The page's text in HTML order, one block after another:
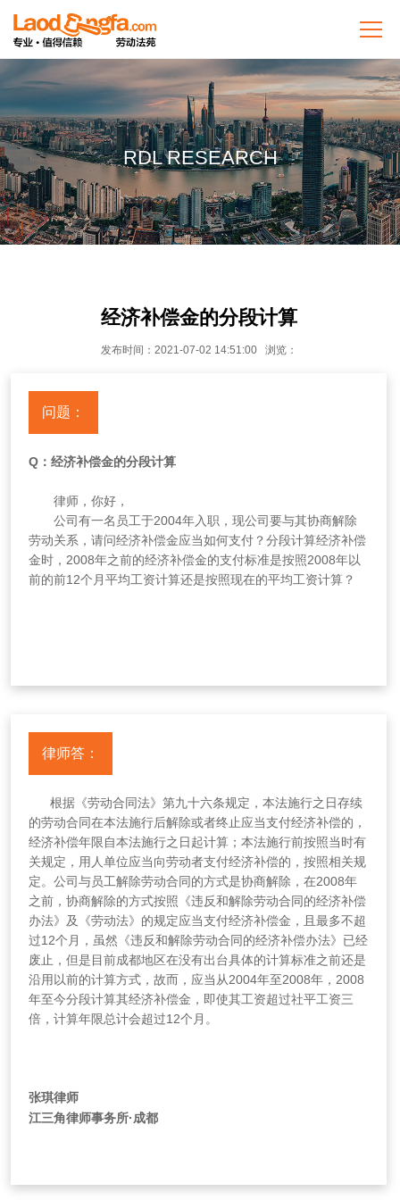
RDL RESEARCH
经济补偿金的分段计算
发布时间：2021-07-02 14:51:00 浏览：
问题：
Q：经济补偿金的分段计算
律师，你好，
公司有一名员工于2004年入职，现公司要与其协商解除
劳动关系，请问经济补偿金应当如何支付？分段计算经济补偿
金时，2008年之前的经济补偿金的支付标准是按照2008年以
前的前12个月平均工资计算还是按照现在的平均工资计算？
律师答：
根据《劳动合同法》第九十六条规定，本法施行之日存续
的劳动合同在本法施行后解除或者终止应当支付经济补偿的，
经济补偿年限自本法施行之日起计算；本法施行前按照当时有
关规定，用人单位应当向劳动者支付经济补偿的，按照相关规
定。公司与员工解除劳动合同的方式是协商解除，在2008年
之前，协商解除的方式按照《违反和解除劳动合同的经济补偿
办法》及《劳动法》的规定应当支付经济补偿金，且最多不超
过12个月，虽然《违反和解除劳动合同的经济补偿办法》已经
废止，但是目前成都地区在没有出台具体的计算标准之前还是
沿用以前的计算方式，故而，应当从2004年至2008年，2008
年至今分段计算其经济补偿金，即使其工资超过社平工资三
倍，计算年限总计会超过12个月。
张琪律师
江三角律师事务所·成都